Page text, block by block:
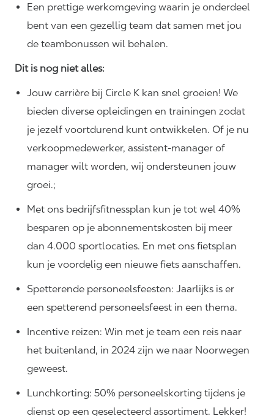
Een prettige werkomgeving waarin je onderdeel
bent van een gezellig team dat samen met jou
de teambonussen wil behalen.
Dit is nog niet alles:
Jouw carrière bij Circle K kan snel groeien! We
bieden diverse opleidingen en trainingen zodat
je jezelf voortdurend kunt ontwikkelen. Of je nu
verkoopmedewerker, assistent-manager of
manager wilt worden, wij ondersteunen jouw
groei.;
Met ons bedrijfsfitnessplan kun je tot wel 40%
besparen op je abonnementskosten bij meer
dan 4.000 sportlocaties. En met ons fietsplan
kun je voordelig een nieuwe fiets aanschaffen.
Spetterende personeelsfeesten: Jaarlijks is er
een spetterend personeelsfeest in een thema.
Incentive reizen: Win met je team een reis naar
het buitenland, in 2024 zijn we naar Noorwegen
geweest.
Lunchkorting: 50% personeelskorting tijdens je
dienst op een geselecteerd assortiment. Lekker!